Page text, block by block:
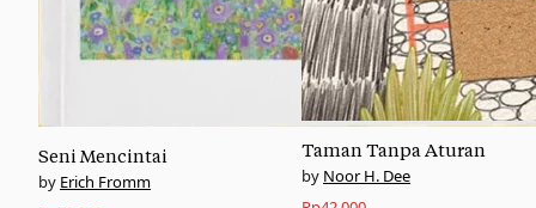
Seni Mencintai
Erich Fromm
Taman Tanpa Aturan
Noor H. Dee